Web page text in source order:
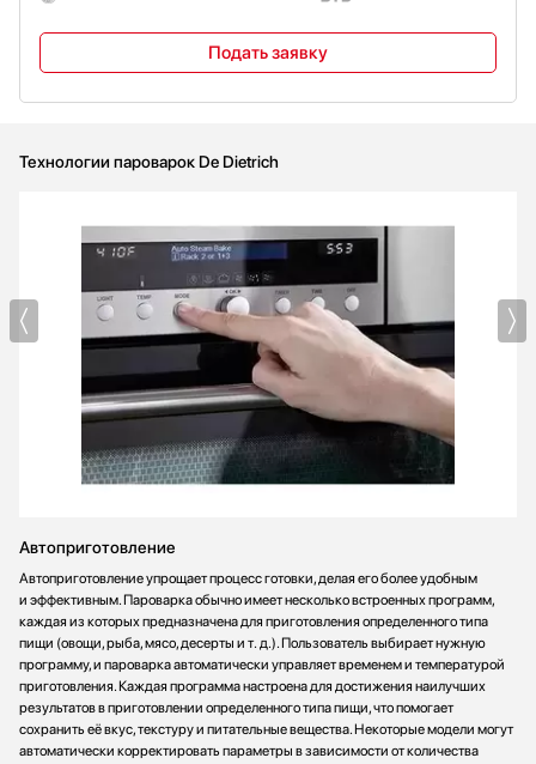
Подать заявку
Технологии пароварок De Dietrich
Автоприготовление
Автоприготовление упрощает процесс готовки, делая его более удобным
и эффективным. Пароварка обычно имеет несколько встроенных программ,
каждая из которых предназначена для приготовления определенного типа
пищи (овощи, рыба, мясо, десерты и т. д.). Пользователь выбирает нужную
программу, и пароварка автоматически управляет временем и температурой
приготовления. Каждая программа настроена для достижения наилучших
результатов в приготовлении определенного типа пищи, что помогает
сохранить её вкус, текстуру и питательные вещества. Некоторые модели могут
автоматически корректировать параметры в зависимости от количества